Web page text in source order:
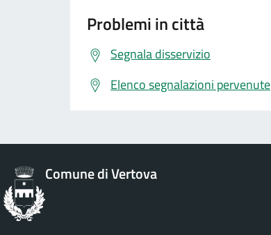
Problemi in città
Segnala disservizio
Elenco segnalazioni pervenute
Comune di Vertova